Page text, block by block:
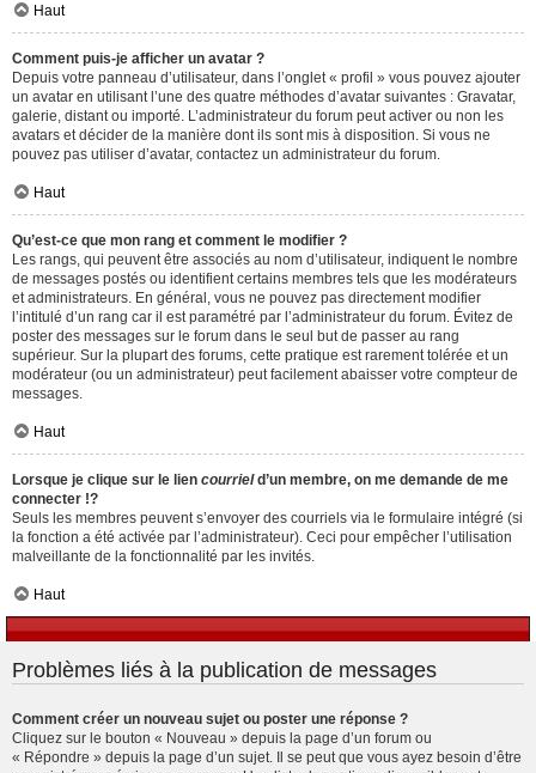
Haut
Comment puis-je afficher un avatar ?
Depuis votre panneau d’utilisateur, dans l’onglet « profil » vous pouvez ajouter
un avatar en utilisant l’une des quatre méthodes d’avatar suivantes : Gravatar,
galerie, distant ou importé. L’administrateur du forum peut activer ou non les
avatars et décider de la manière dont ils sont mis à disposition. Si vous ne
pouvez pas utiliser d’avatar, contactez un administrateur du forum.
Haut
Qu’est-ce que mon rang et comment le modifier ?
Les rangs, qui peuvent être associés au nom d’utilisateur, indiquent le nombre
de messages postés ou identifient certains membres tels que les modérateurs
et administrateurs. En général, vous ne pouvez pas directement modifier
l’intitulé d’un rang car il est paramétré par l’administrateur du forum. Évitez de
poster des messages sur le forum dans le seul but de passer au rang
supérieur. Sur la plupart des forums, cette pratique est rarement tolérée et un
modérateur (ou un administrateur) peut facilement abaisser votre compteur de
messages.
Haut
Lorsque je clique sur le lien courrield’un membre, on me demande de me
connecter !?
Seuls les membres peuvent s’envoyer des courriels via le formulaire intégré (si
la fonction a été activée par l’administrateur). Ceci pour empêcher l’utilisation
malveillante de la fonctionnalité par les invités.
Haut
Problèmes liés à la publication de messages
Comment créer un nouveau sujet ou poster une réponse ?
Cliquez sur le bouton « Nouveau » depuis la page d’un forum ou
« Répondre » depuis la page d’un sujet. Il se peut que vous ayez besoin d’être